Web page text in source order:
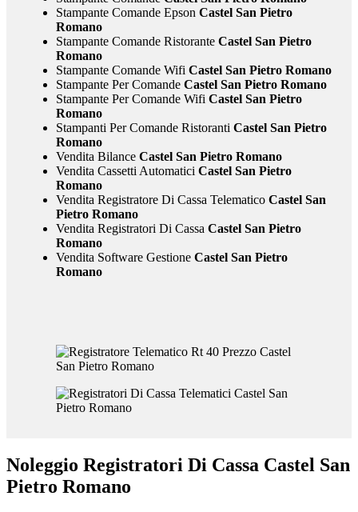
Stampante Comande Epson Castel San Pietro
Romano
Stampante Comande RistoranteCastel San Pietro
Romano
Stampante Comande Wifi Castel San Pietro Romano
Stampante Per ComandeCastel San Pietro Romano
Stampante Per Comande Wifi Castel San Pietro
Romano
Stampanti Per Comande Ristoranti Castel San Pietro
Romano
Vendita BilanceCastel San Pietro Romano
Vendita Cassetti Automatici Castel San Pietro
Romano
Vendita Registratore Di Cassa TelematicoCastel San
Pietro Romano
Vendita Registratori Di Cassa Castel San Pietro
Romano
Vendita Software GestioneCastel San Pietro
Romano
Noleggio Registratori Di Cassa Castel San
Pietro Romano